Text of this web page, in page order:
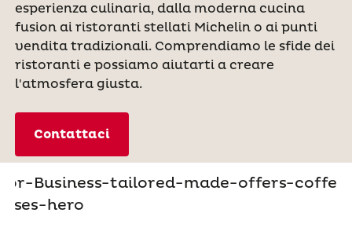
esperienza culinaria, dalla moderna cucina
fusion ai ristoranti stellati Michelin o ai punti
vendita tradizionali. Comprendiamo le sfide dei
ristoranti e possiamo aiutarti a creare
l'atmosfera giusta.
Contattaci